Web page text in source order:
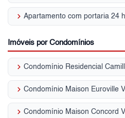
keyboard_arrow_right
Imóveis por Condomínios
keyboard_arrow_right
keyboard_arrow_right Condomínio Maison Euroville
keyboard_arrow_right Condomínio Maison Concord